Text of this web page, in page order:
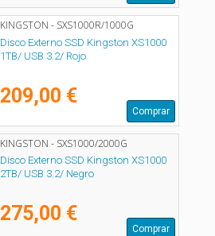
KINGSTON - SXS1000R/1000G
Disco Externo SSD Kingston XS1000
1TB/ USB 3.2/ Rojo
209,00 €
Comprar
KINGSTON - SXS1000/2000G
Disco Externo SSD Kingston XS1000
2TB/ USB 3.2/ Negro
275,00 €
Comprar